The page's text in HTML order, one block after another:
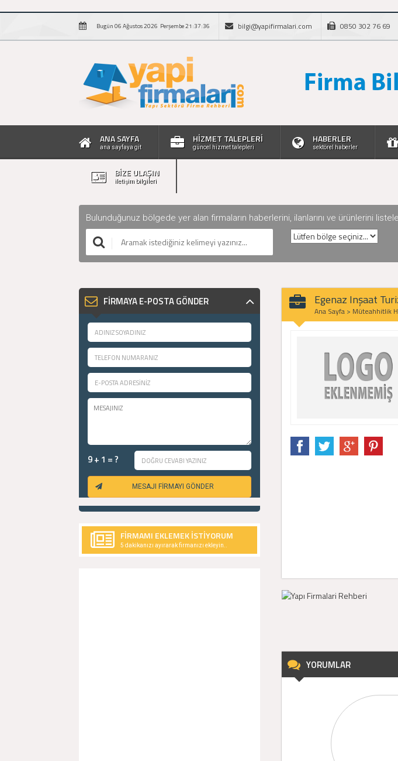
Bugün 06 Ağustos 2026 Perşembe 21:37:36 bilgi@yapifirmalari.com 0850 302 76 69
ANA SAYFA
ana sayfaya git
HİZMET TALEPLERİ
güncel hizmet talepleri
HABERLER
sektörel haberler
BİZE ULAŞIN
iletişim bilgileri
Bulunduğunuz bölgede yer alan firmaların haberlerini, ilanlarını ve ürünlerini
FİRMAYA E-POSTA GÖNDER
9 + 1 = ?
MESAJI FİRMAYI GÖNDER
FİRMAMI EKLEMEK İSTİYORUM
5 dakikanızı ayırarak firmanızı ekleyin..
Egenaz Inşaat
Ana Sayfa > Müteahhitlik
YORUMLAR